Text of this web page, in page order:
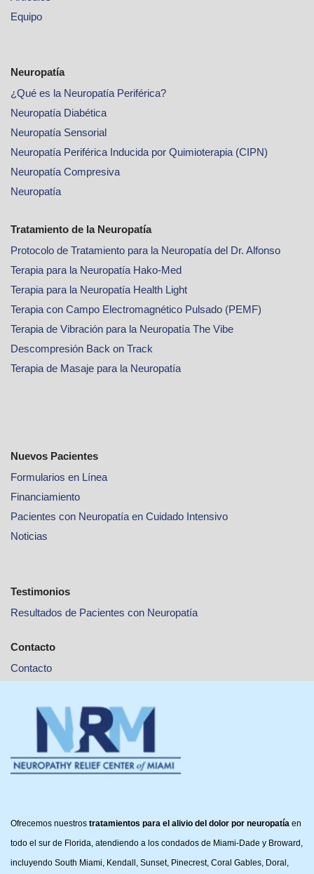
Equipo
Neuropatía
¿Qué es la Neuropatía Periférica?
Neuropatía Diabética
Neuropatía Sensorial
Neuropatía Periférica Inducida por Quimioterapia (CIPN)
Neuropatía Compresiva
Neuropatía
Tratamiento de la Neuropatía
Protocolo de Tratamiento para la Neuropatía del Dr. Alfonso
Terapia para la Neuropatía Hako-Med
Terapia para la Neuropatía Health Light
Terapia con Campo Electromagnético Pulsado (PEMF)
Terapia de Vibración para la Neuropatía The Vibe
Descompresión Back on Track
Terapia de Masaje para la Neuropatía
Nuevos Pacientes
Formularios en Línea
Financiamiento
Pacientes con Neuropatía en Cuidado Intensivo
Noticias
Testimonios
Resultados de Pacientes con Neuropatía
Contacto
Contacto
Ofrecemos nuestros tratamientos para el alivio del dolor por neuropatía en
todo el sur de Florida, atendiendo a los condados de Miami-Dade y Broward,
incluyendo South Miami, Kendall, Sunset, Pinecrest, Coral Gables, Doral,